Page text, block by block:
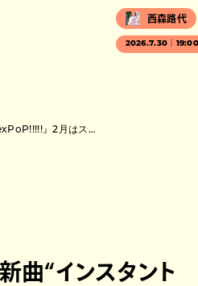
西森路代
2026.7.30｜
登山部、Natsudaidai、ホーボー、春風レコードが出演
曲“インスタント